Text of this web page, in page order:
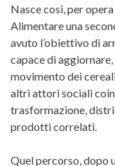
Nasce cosi, per
Alimentare una
avuto l’obiettivo di
capace di
movimento dei
altri attori sociali
trasformazione,
prodotti correlati.
Quel percorso, dopo